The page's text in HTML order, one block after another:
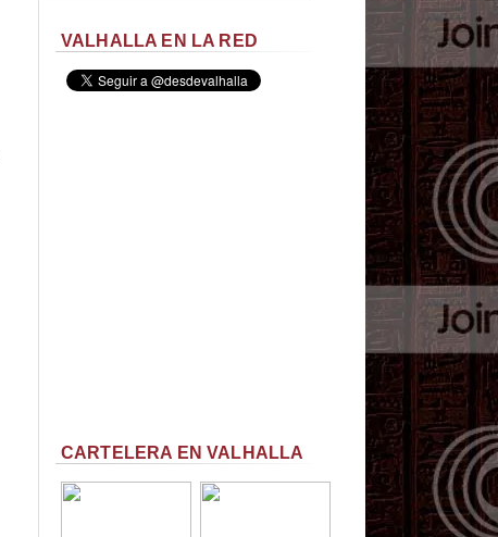
VALHALLA EN LA RED
CARTELERA EN VALHALLA